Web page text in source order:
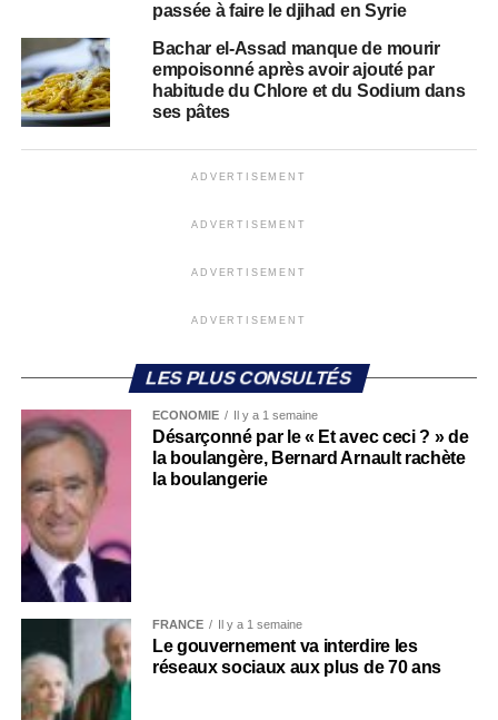
passée à faire le djihad en Syrie
Bachar el-Assad manque de mourir
empoisonné après avoir ajouté par
habitude du Chlore et du Sodium dans
ses pâtes
ADVERTISEMENT
ADVERTISEMENT
ADVERTISEMENT
ADVERTISEMENT
LES PLUS CONSULTÉS
ECONOMIE Il y a 1 semaine
Désarçonné par le « Et avec ceci ? » de
la boulangère, Bernard Arnault rachète
la boulangerie
FRANCE Il y a 1 semaine
Le gouvernement va interdire les
réseaux sociaux aux plus de 70 ans